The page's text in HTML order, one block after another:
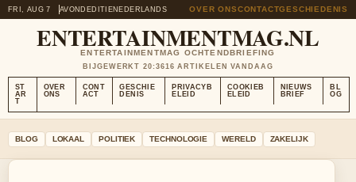
FRI, AUG 7 AVONDEDITIENEDERLANDS OVER ONSCONTACTGESCHIEDENIS
ENTERTAINMENTMAG.NL
ENTERTAINMENTMAG OCHTENDBRIEFING
BIJGEWERKT 20:3616 ARTIKELEN VANDAAG
ST
AR
T
OVER
ONS
CONT
ACT
GESCHIE
DENIS
PRIVACYB
ELEID
COOKIEB
ELEID
NIEUWS
BRIEF
BL
OG
BLOG LOKAAL POLITIEK TECHNOLOGIE WERELD ZAKELIJK